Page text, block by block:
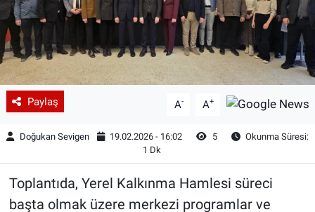
Paylaş A- A+
Doğukan Sevigen 19.02.2026 - 16:02 5
Okunma Süresi:
1 Dk
Toplantıda, Yerel Kalkınma Hamlesi süreci
başta olmak üzere merkezi programlar ve